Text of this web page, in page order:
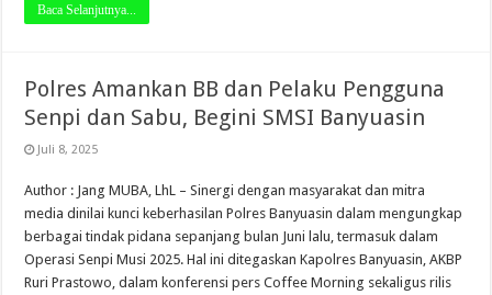
Baca Selanjutnya...
Polres Amankan BB dan Pelaku Pengguna
Senpi dan Sabu, Begini SMSI Banyuasin
Juli 8, 2025
Author : Jang MUBA, LhL – Sinergi dengan masyarakat dan mitra
media dinilai kunci keberhasilan Polres Banyuasin dalam mengungkap
berbagai tindak pidana sepanjang bulan Juni lalu, termasuk dalam
Operasi Senpi Musi 2025. Hal ini ditegaskan Kapolres Banyuasin, AKBP
Ruri Prastowo, dalam konferensi pers Coffee Morning sekaligus rilis